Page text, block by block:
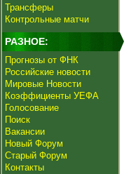
Трансферы
Контрольные матчи
РАЗНОЕ:
Прогнозы от ФНК
Российские новости
Мировые Новости
Коэффициенты УЕФА
Голосование
Поиск
Вакансии
Новый Форум
Старый Форум
Контакты